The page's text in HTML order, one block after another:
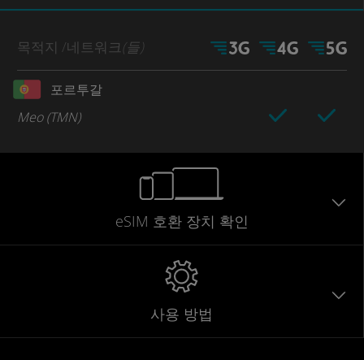
목적지 /네트워크(들)
포르투갈
Meo (TMN)
eSIM 호환 장치 확인
사용 방법